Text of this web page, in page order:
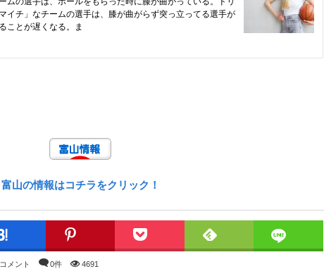
富山の情報はコチラをクリック！
コメント 0件 4691